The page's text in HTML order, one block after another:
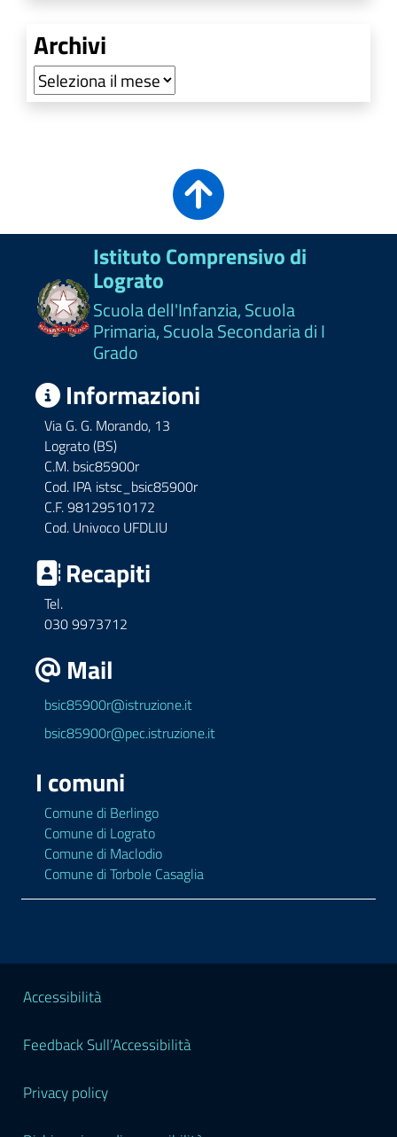
Archivi
Archivi
Istituto Comprensivo di
Lograto
Scuola dell'Infanzia, Scuola
Primaria, Scuola Secondaria di I
Grado
Informazioni
Via G. G. Morando, 13
Lograto (BS)
C.M. bsic85900r
Cod. IPA istsc_bsic85900r
C.F. 98129510172
Cod. Univoco UFDLIU
Recapiti
Tel.
030 9973712
Mail
bsic85900r@istruzione.it
bsic85900r@pec.istruzione.it
I comuni
Comune di Berlingo
Comune di Lograto
Comune di Maclodio
Comune di Torbole Casaglia
Sezione Legale
Accessibilità
Feedback Sull’Accessibilità
Privacy policy